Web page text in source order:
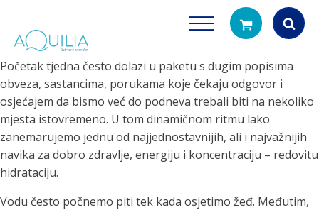
Products
search
Početak tjedna često dolazi u paketu s dugim popisima
obveza, sastancima, porukama koje čekaju odgovor i
osjećajem da bismo već do podneva trebali biti na nekoliko
mjesta istovremeno. U tom dinamičnom ritmu lako
zanemarujemo jednu od najjednostavnijih, ali i najvažnijih
navika za dobro zdravlje, energiju i koncentraciju – redovitu
hidrataciju.
Vodu često počnemo piti tek kada osjetimo žeđ. Međutim,